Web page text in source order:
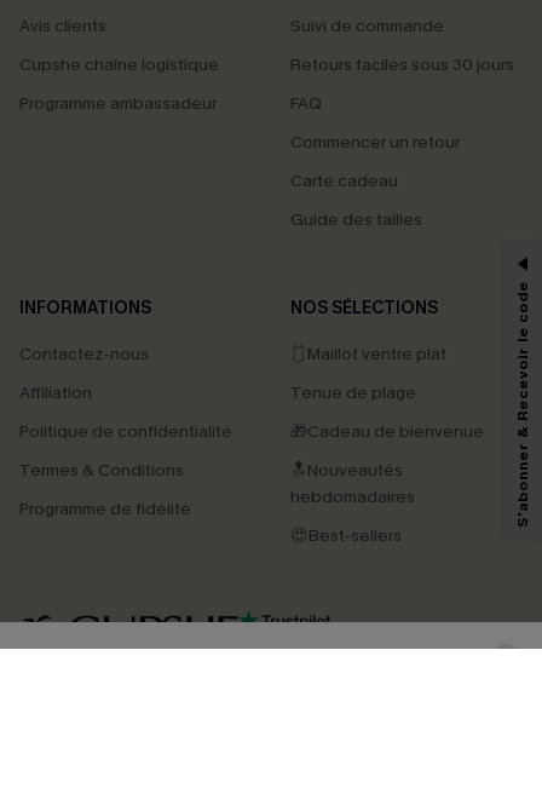
Avis clients
Cupshe chaîne logistique
Programme ambassadeur
Suivi de commande
Retours faciles sous 30 jours
FAQ
Commencer un retour
Carte cadeau
Guide des tailles
INFORMATIONS
Contactez-nous
Affiliation
Politique de confidentialité
Termes & Conditions
Programme de fidélité
NOS SÉLECTIONS
🩱Maillot ventre plat
Tenue de plage
🎁Cadeau de bienvenue
🔝Nouveautés
hebdomadaires
😍Best-sellers
4.4
PROFITEZ DE -15%
marketing (y compris du contenu généré par l'IA) de Cupshe et
pouvons utiliser les données collectées sur notre site ainsi que des
savoir si ceux-ci ont été ouverts, de mesurer votre engagement, de
personnaliser nos contenus et nos offres, et de vous recommander des
produits susceptibles de vous intéresser, conformément à notre
Politique de
. Vous pouvez vous désabonner à tout moment.
S'abonner & Recevoir le code